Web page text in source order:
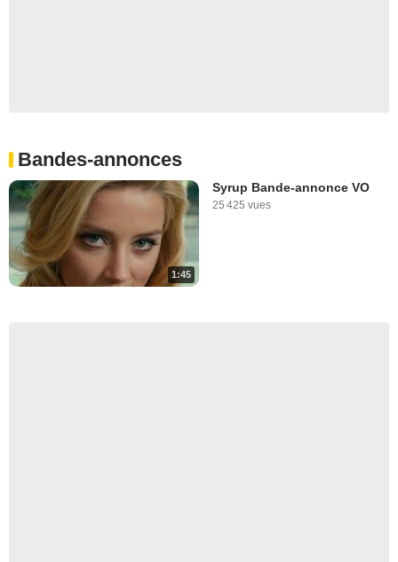
Bandes-annonces
1:45
Syrup Bande-annonce VO
25 425 vues